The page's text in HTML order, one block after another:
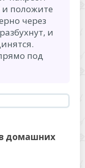
и положите
через
и
под
домашних